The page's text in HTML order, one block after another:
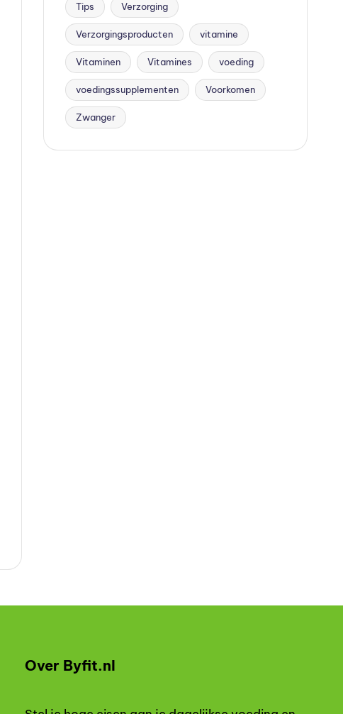
Tips Verzorging
Verzorgingsproducten vitamine
Vitaminen Vitamines voeding
voedingssupplementen Voorkomen
Zwanger
Over Byfit.nl